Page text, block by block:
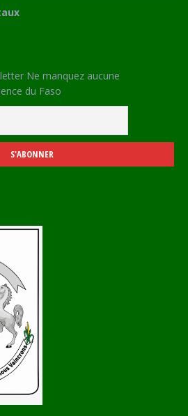
Ne manquez aucune
du Faso